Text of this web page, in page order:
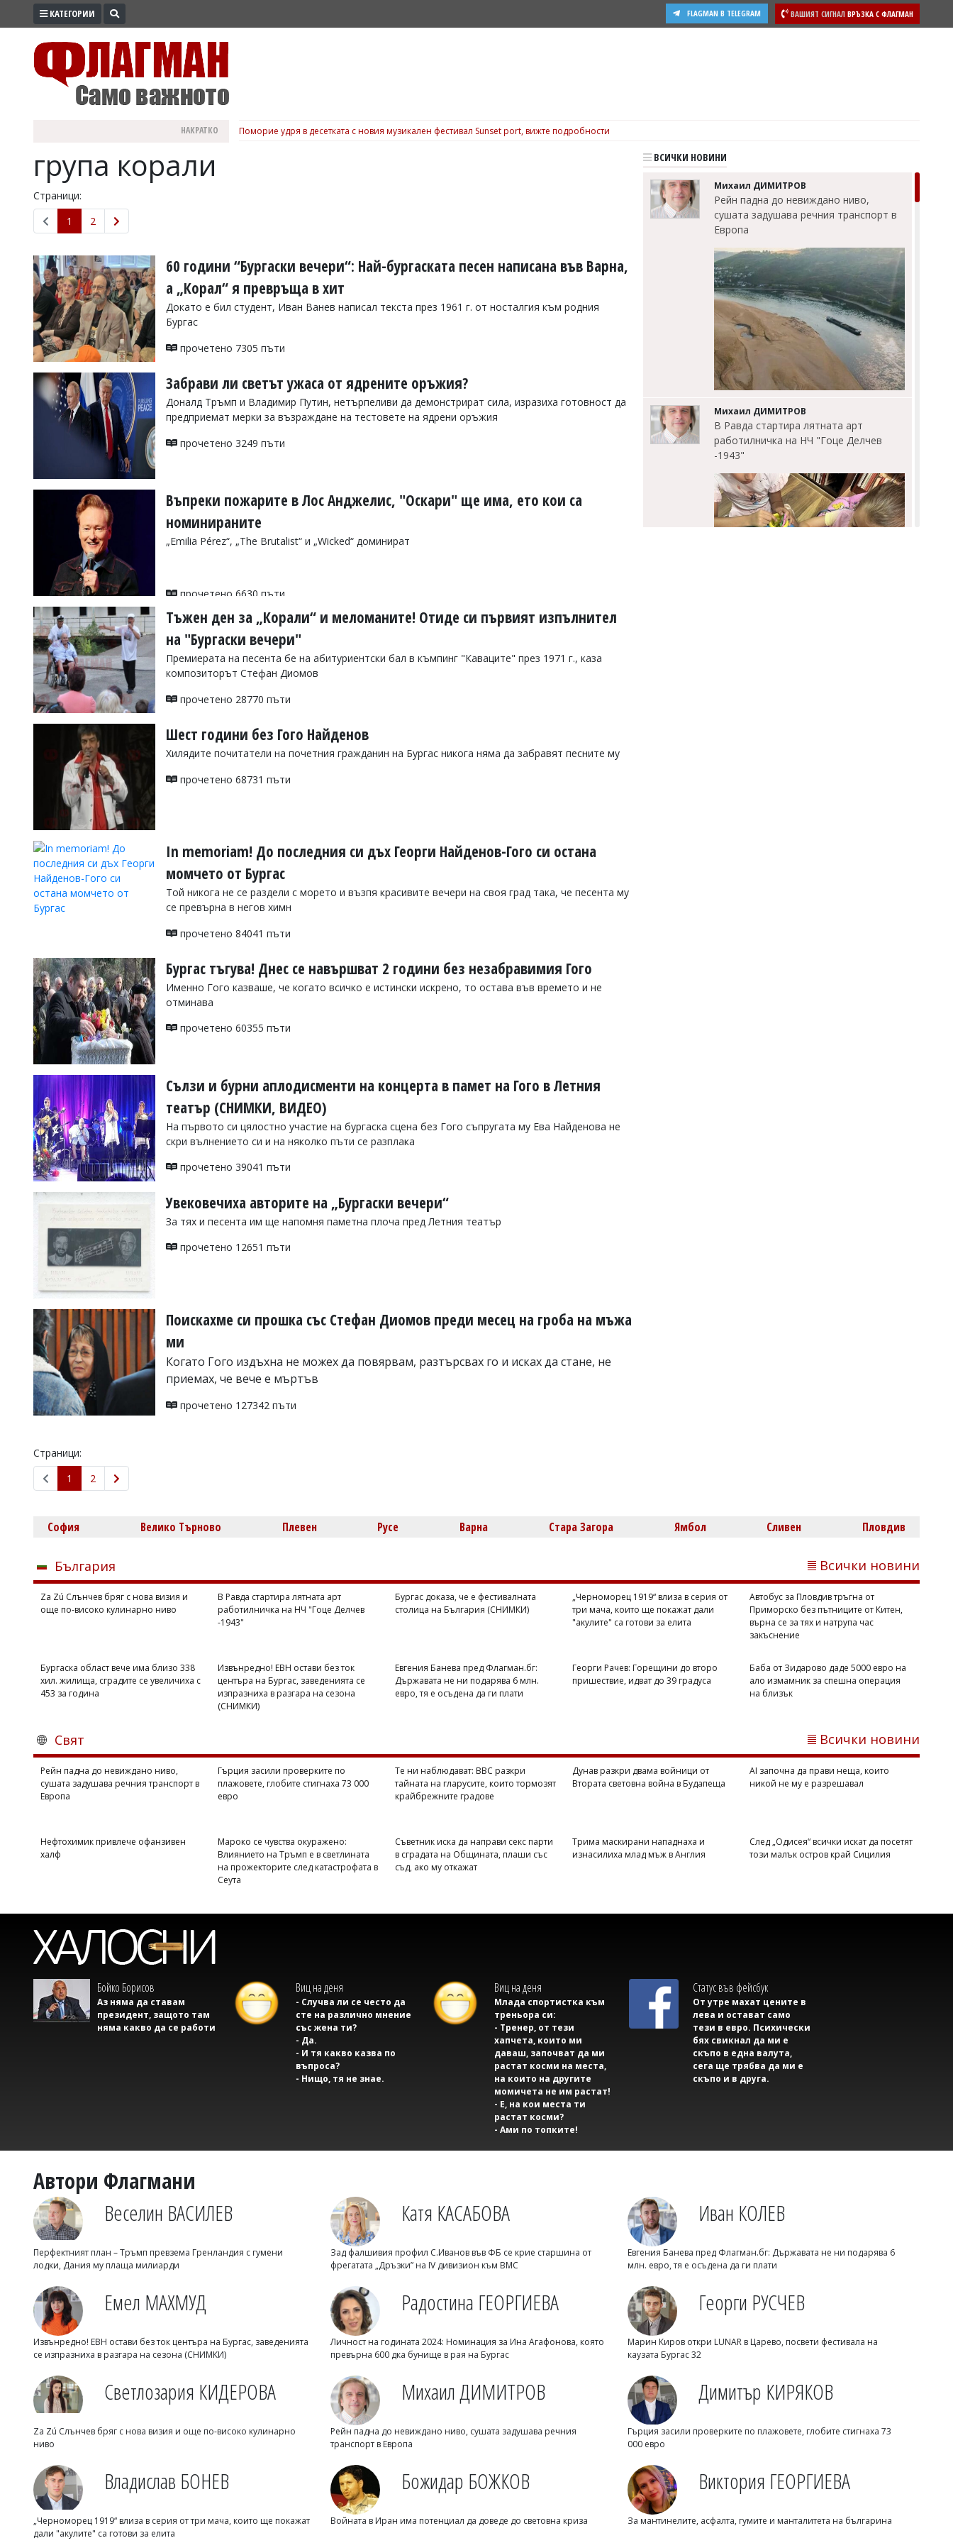
ПРОМО
ЗДРАВЕ
ПОЛИТИКА
ОБЩИНИ
ОБЩЕСТВО
ЛАЙФСТАЙЛ
ВОЙНАТА
УКРАЙНА
СПОРТ
РАЗСЛЕДВАНЕ
БИЗНЕС
v.vasilev@flagman.bg
k.kassabova@flagman.bg
Колев,
office@flagman.bg
Коментарите
статиите
въвеждат
читателите
откриете
обиден
коментар,
КАТЕГОРИИ ВАШИЯТ СИГНАЛ ВРЪЗКА С ФЛАГМАН
FLAGMAN В TELEGRAM
НАКРАТКО Поморие удря в десетката с новия музикален фестивал Sunset port, вижте подробности
група корали
Страници:
1
2
60 години “Бургаски вечери“: Най-бургаската песен написана във Варна,
а „Корал“ я превръща в хит
Докато е бил студент, Иван Ванев написал текста през 1961 г. от носталгия към родния
Бургас
прочетено 7305 пъти
Забрави ли светът ужаса от ядрените оръжия?
Доналд Тръмп и Владимир Путин, нетърпеливи да демонстрират сила, изразиха готовност да
предприемат мерки за възраждане на тестовете на ядрени оръжия
прочетено 3249 пъти
Въпреки пожарите в Лос Анджелис, "Оскари" ще има, ето кои са
номинираните
„Emilia Pérez“, „The Brutalist“ и „Wicked“ доминират
прочетено 6630 пъти
Тъжен ден за „Корали“ и меломаните! Отиде си първият изпълнител
на "Бургаски вечери"
Премиерата на песента бе на абитуриентски бал в къмпинг "Каваците" през 1971 г., каза
композиторът Стефан Диомов
прочетено 28770 пъти
Шест години без Гого Найденов
Хилядите почитатели на почетния гражданин на Бургас никога няма да забравят песните му
прочетено 68731 пъти
In memoriam! До последния си дъх Георги Найденов-Гого си остана
момчето от Бургас
Той никога не се раздели с морето и възпя красивите вечери на своя град така, че песента му
се превърна в негов химн
прочетено 84041 пъти
Бургас тъгува! Днес се навършват 2 години без незабравимия Гого
Именно Гого казваше, че когато всичко е истински искрено, то остава във времето и не
отминава
прочетено 60355 пъти
Сълзи и бурни аплодисменти на концерта в памет на Гого в Летния
театър (СНИМКИ, ВИДЕО)
На първото си цялостно участие на бургаска сцена без Гого съпругата му Ева Найденова не
скри вълнението си и на няколко пъти се разплака
прочетено 39041 пъти
Увековечиха авторите на „Бургаски вечери“
За тях и песента им ще напомня паметна плоча пред Летния театър
прочетено 12651 пъти
Поискахме си прошка със Стефан Диомов преди месец на гроба на мъжа
ми
Когато Гого издъхна не можех да повярвам, разтърсвах го и исках да стане, не
приемах, че вече е мъртъв
прочетено 127342 пъти
Страници:
1
2
ВСИЧКИ НОВИНИ
Михаил ДИМИТРОВ
Рейн падна до невиждано ниво,
сушата задушава речния транспорт в
Европа
Михаил ДИМИТРОВ
В Равда стартира лятната арт
работилничка на НЧ "Гоце Делчев
-1943"
453 за година
Михаил ДИМИТРОВ
на прожекторите след катастрофата в
пришествие, идват до 39 градуса
София Велико Търново Плевен Русе Варна Стара Загора Ямбол Сливен Пловдив
България Всички новини
Za Zú Слънчев бряг с нова визия и
още по-високо кулинарно ниво
В Равда стартира лятната арт
работилничка на НЧ "Гоце Делчев
-1943"
Бургас доказа, че е фестивалната
столица на България (СНИМКИ)
„Черноморец 1919“ влиза в серия от
три мача, които ще покажат дали
"акулите" са готови за елита
Автобус за Пловдив тръгна от
Приморско без пътниците от Китен,
върна се за тях и натрупа час
закъснение
Бургаска област вече има близо 338
хил. жилища, сградите се увеличиха с
453 за година
Извънредно! ЕВН остави без ток
центъра на Бургас, заведенията се
изпразниха в разгара на сезона
(СНИМКИ)
Евгения Банева пред Флагман.бг:
Държавата не ни подарява 6 млн.
евро, тя е осъдена да ги плати
Георги Рачев: Горещини до второ
пришествие, идват до 39 градуса
Баба от Зидарово даде 5000 евро на
ало измамник за спешна операция
на близък
Свят Всички новини
Рейн падна до невиждано ниво,
сушата задушава речния транспорт в
Европа
Гърция засили проверките по
плажовете, глобите стигнаха 73 000
евро
Те ни наблюдават: BBC разкри
тайната на гларусите, които тормозят
крайбрежните градове
Дунав разкри двама войници от
Втората световна война в Будапеща
AI започна да прави неща, които
никой не му е разрешавал
Нефтохимик привлече офанзивен
халф
Мароко се чувства окуражено:
Влиянието на Тръмп е в светлината
на прожекторите след катастрофата в
Сеута
Съветник иска да направи секс парти
в сградата на Общината, плаши със
съд, ако му откажат
Трима маскирани нападнаха и
изнасилиха млад мъж в Англия
След „Одисея“ всички искат да посетят
този малък остров край Сицилия
Бойко Борисов
Аз няма да ставам
президент, защото там
няма какво да се работи
Виц на деня
- Случва ли се често да
сте на различно мнение
със жена ти?
- Да.
- И тя какво казва по
въпроса?
- Нищо, тя не знае.
Виц на деня
Млада спортистка към
треньора си:
- Тренер, от тези
хапчета, които ми
даваш, започват да ми
растат косми на места,
на които на другите
момичета не им растат!
- Е, на кои места ти
растат косми?
- Ами по топките!
Статус във фейсбук
От утре махат цените в
лева и остават само
тези в евро. Психически
бях свикнал да ми е
скъпо в една валута,
сега ще трябва да ми е
скъпо и в друга.
Автори Флагмани
Веселин ВАСИЛЕВ
Перфектният план – Тръмп превзема Гренландия с гумени
лодки, Дания му плаща милиарди
Катя КАСАБОВА
Зад фалшивия профил С.Иванов във ФБ се крие старшина от
фрегатата „Дръзки” на IV дивизион към ВМС
Иван КОЛЕВ
Евгения Банева пред Флагман.бг: Държавата не ни подарява 6
млн. евро, тя е осъдена да ги плати
Емел МАХМУД
Извънредно! ЕВН остави без ток центъра на Бургас, заведенията
се изпразниха в разгара на сезона (СНИМКИ)
Радостина ГЕОРГИЕВА
Личност на годината 2024: Номинация за Ина Агафонова, която
превърна 600 дка бунище в рая на Бургас
Георги РУСЧЕВ
Марин Киров откри LUNAR в Царево, посвети фестивала на
каузата Бургас 32
Светлозария КИДЕРОВА
Za Zú Слънчев бряг с нова визия и още по-високо кулинарно
ниво
Михаил ДИМИТРОВ
Рейн падна до невиждано ниво, сушата задушава речния
транспорт в Европа
Димитър КИРЯКОВ
Гърция засили проверките по плажовете, глобите стигнаха 73
000 евро
Владислав БОНЕВ
„Черноморец 1919“ влиза в серия от три мача, които ще покажат
дали "акулите" са готови за елита
Божидар БОЖКОВ
Войната в Иран има потенциал да доведе до световна криза
Виктория ГЕОРГИЕВА
За мантинелите, асфалта, гумите и манталитета на българина